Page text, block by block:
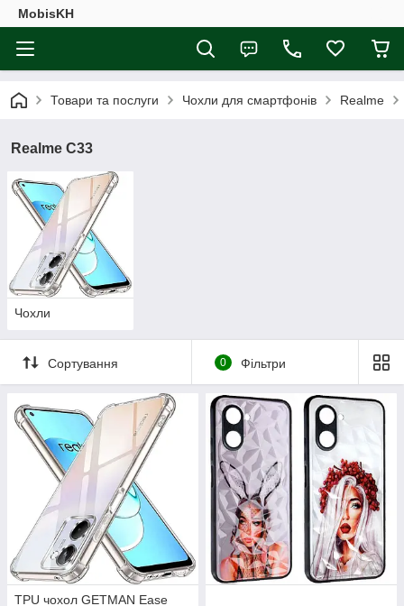
MobisKH
Товари та послуги Чохли для смартфонів Realme
Realme C33
Чохли
Сортування 0 Фільтри
TPU чохол GETMAN Ease